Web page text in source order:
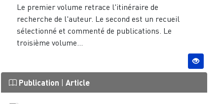
Le premier volume retrace l'itinéraire de
recherche de l'auteur. Le second est un recueil
sélectionné et commenté de publications. Le
troisième volume...
Publication Article